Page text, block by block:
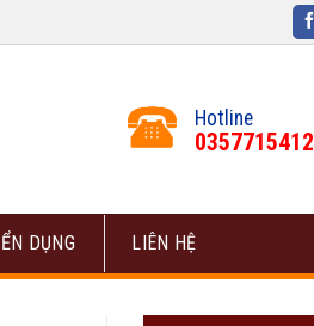
Hotline
0357715412
DỤNG LIÊN HỆ